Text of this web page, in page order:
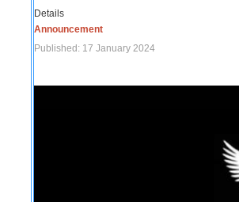
Details
Announcement
Published: 17 January 2024